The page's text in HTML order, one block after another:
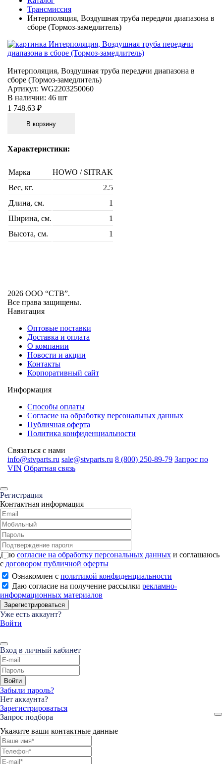
Трансмиссия
Интерполяция, Воздушная труба передачи диапазона в
сборе (Тормоз-замедлитель)
Интерполяция, Воздушная труба передачи диапазона в
сборе (Тормоз-замедлитель)
Артикул: WG2203250060
В наличии: 46 шт
1 748.63 ₽
В корзину
Характеристики:
Марка
HOWO / SITRAK
Вес, кг.
2.5
Длина, см.
1
Ширина, см.
1
Высота, см.
1
2026 ООО “СТВ”.
Все права защищены.
Навигация
Оптовые поставки
Доставка и оплата
О компании
Новости и акции
Контакты
Корпоративный сайт
Информация
Способы оплаты
Согласие на обработку персональных данных
Публичная оферта
Политика конфиденциальности
Связаться с нами
info@stvparts.ru sale@stvparts.ru 8 (800) 250-89-79 Запрос по
VIN Обратная связь
Регистрация
Контактная информация
Даю согласие на обработку персональных данных и соглашаюсь
с договором публичной оферты
Ознакомлен с политикой конфиденциальности
Даю согласие на получение рассылки рекламно-
информационных материалов
Зарегистрироваться
Уже есть аккаунт?
Войти
Вход в личный кабинет
Войти
Забыли пароль?
Нет аккаунта?
Зарегистрироваться
Запрос подбора
Укажите ваши контактные данные